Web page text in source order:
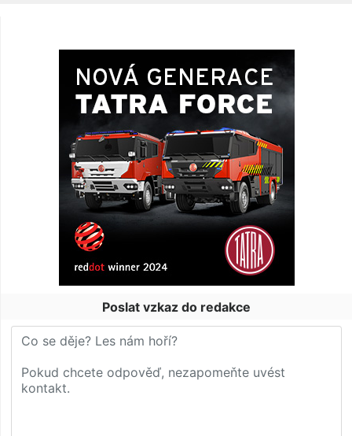
Poslat vzkaz do redakce